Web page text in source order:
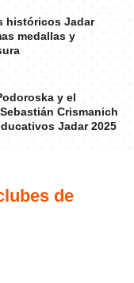
históricos Jadar
medallas y
y el
Crismanich
Jadar 2025
de